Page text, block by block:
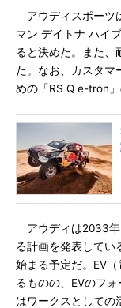
アウディスポーツ
マン デイトナ ハイ
ると決めた。また、
た。なお、カスタマ
めの「RS Q e-tron」
アウディは2033年
る計画を発表してい
始まる予定だ。EV
るものの、EVのフ
はワークスとしての